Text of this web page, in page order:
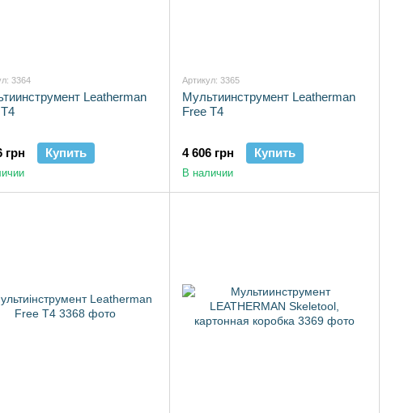
3364
Leatherman
грн Купить
Артикул: 3365
Мультиинструмент Leatherman
Free T4
4 606 грн Купить
В наличии